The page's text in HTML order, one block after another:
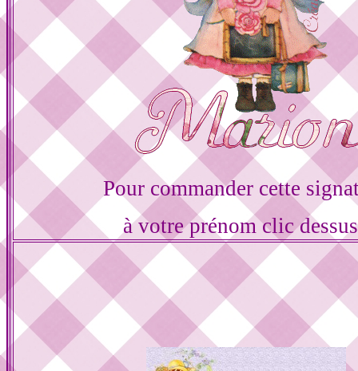
Pour commander cette
à votre prénom clic